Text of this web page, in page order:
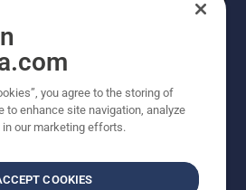
you agree to the storing of
to enhance site navigation, analyze
our marketing efforts.
COOKIES